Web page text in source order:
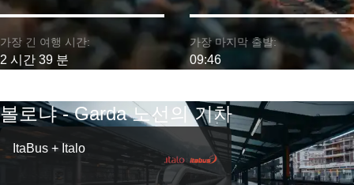
가장 긴 여행 시간:
2 시간 39 분
가장 마지막 출발:
09:46
볼로냐 - Garda 노선의 기차
ItaBus + Italo